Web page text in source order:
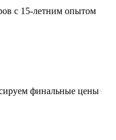
с 15-летним опытом
финальные цены